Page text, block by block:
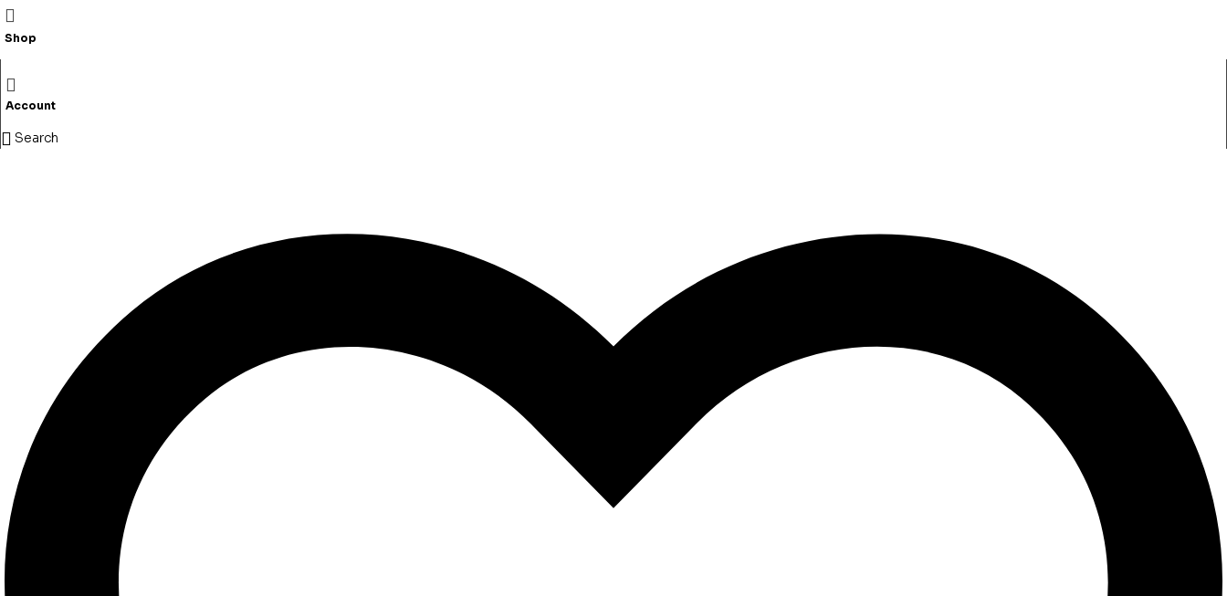
Prépabac - HLP Tle générale (spécialité) - Bac 2026: cours, méthodes & sujets corrigés (programme de Terminale)
Prépabac - Enseignement scientifique Tle générale - Bac 2026: cours, méthodes & entraînement (programme de Terminale)
Prépabac – SVT Tle générale (spécialité) – Bac 2026: cours, méthodes & sujets
corrigés (programme de Terminale)
Shop
Account
Search